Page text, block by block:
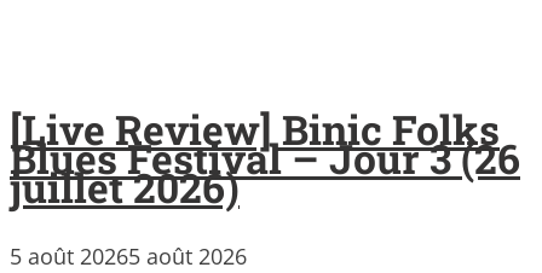
[Live Review] Binic Folks
Blues Festival – Jour 3 (26
juillet 2026)
5 août 20265 août 2026